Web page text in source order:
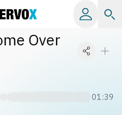
Over
01:39